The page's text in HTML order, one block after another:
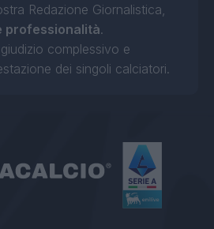
Redazione Giornalistica,
professionalità.
complessivo e
dei singoli calciatori.